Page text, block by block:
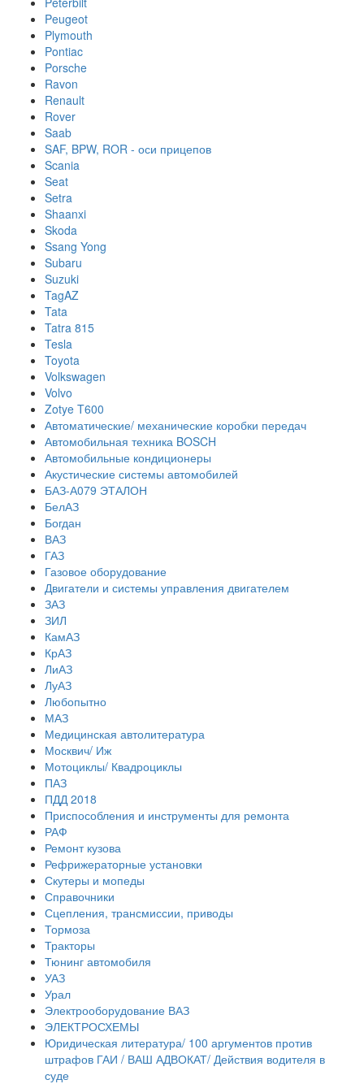
Peugeot
Plymouth
Pontiac
Porsche
Ravon
Renault
Rover
Saab
SAF, BPW, ROR - оси прицепов
Scania
Seat
Setra
Shaanxi
Skoda
Ssang Yong
Subaru
Suzuki
TagAZ
Tata
Tatra 815
Tesla
Toyota
Volkswagen
Volvo
Zotye T600
Автоматические/ механические коробки передач
Автомобильная техника BOSCH
Автомобильные кондиционеры
Акустические системы автомобилей
БАЗ-А079 ЭТАЛОН
БелАЗ
Богдан
ВАЗ
ГАЗ
Газовое оборудование
Двигатели и системы управления двигателем
ЗАЗ
ЗИЛ
КамАЗ
КрАЗ
ЛиАЗ
ЛуАЗ
Любопытно
МАЗ
Медицинская автолитература
Москвич/ Иж
Мотоциклы/ Квадроциклы
ПАЗ
ПДД 2018
Приспособления и инструменты для ремонта
РАФ
Ремонт кузова
Рефрижераторные установки
Скутеры и мопеды
Справочники
Сцепления, трансмиссии, приводы
Тормоза
Тракторы
Тюнинг автомобиля
УАЗ
Урал
Электрооборудование ВАЗ
ЭЛЕКТРОСХЕМЫ
Юридическая литература/ 100 аргументов против
штрафов ГАИ / ВАШ АДВОКАТ/ Действия водителя в
суде